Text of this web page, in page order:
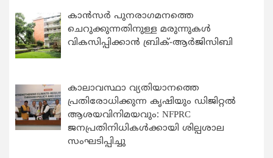
കാന്‍സര്‍ പുനരാഗമനത്തെ
ചെറുക്കുന്നതിനുള്ള മരുന്നുകള്‍
വികസിപ്പിക്കാന്‍ ബ്രിക്-ആര്‍ജിസിബി
കാലാവസ്ഥാ വ്യതിയാനത്തെ
പ്രതിരോധിക്കുന്ന കൃഷിയും ഡിജിറ്റൽ
ആശയവിനിമയവും: NFPRC
ജനപ്രതിനിധികൾക്കായി ശില്പശാല
സംഘടിപ്പിച്ചു